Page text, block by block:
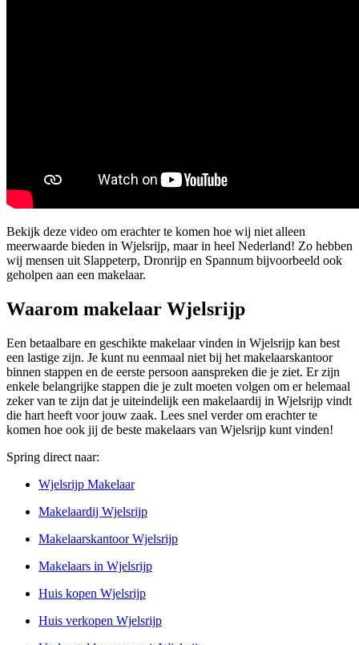
Bekijk deze video om erachter te komen hoe wij niet alleen
meerwaarde bieden in Wjelsrijp, maar in heel Nederland! Zo hebben
wij mensen uit Slappeterp, Dronrijp en Spannum bijvoorbeeld ook
geholpen aan een makelaar.
Waarom makelaar Wjelsrijp
Een betaalbare en geschikte makelaar vinden in Wjelsrijp kan best
een lastige zijn. Je kunt nu eenmaal niet bij het makelaarskantoor
binnen stappen en de eerste persoon aanspreken die je ziet. Er zijn
enkele belangrijke stappen die je zult moeten volgen om er helemaal
zeker van te zijn dat je uiteindelijk een makelaardij in Wjelsrijp vindt
die hart heeft voor jouw zaak. Lees snel verder om erachter te
komen hoe ook jij de beste makelaars van Wjelsrijp kunt vinden!
Spring direct naar:
Wjelsrijp Makelaar
Makelaardij Wjelsrijp
Makelaarskantoor Wjelsrijp
Makelaars in Wjelsrijp
Huis kopen Wjelsrijp
Huis verkopen Wjelsrijp